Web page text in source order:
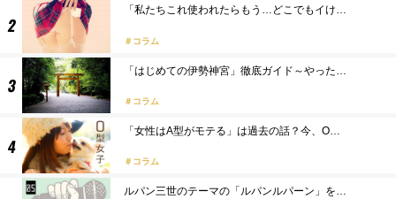
「私たちこれ使われたらもう…どこでもイけ…
コラム
「はじめての伊勢神宮」徹底ガイド～やった…
コラム
「女性はA型がモテる」は過去の話？今、O…
コラム
ルパン三世のテーマの「ルパンルパーン」を…